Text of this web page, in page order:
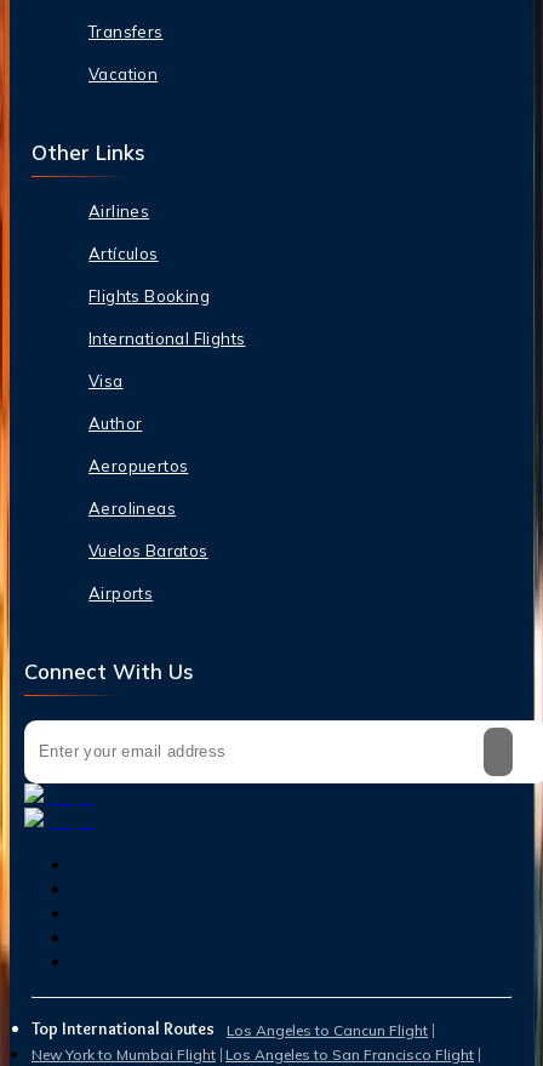
Transfers
Vacation
Other Links
Airlines
Artículos
Flights Booking
International Flights
Visa
Author
Aeropuertos
Aerolineas
Vuelos Baratos
Airports
Connect With Us
Top International Routes
Los Angeles to Cancun Flight
New York to Mumbai Flight Los Angeles to San Francisco Flight